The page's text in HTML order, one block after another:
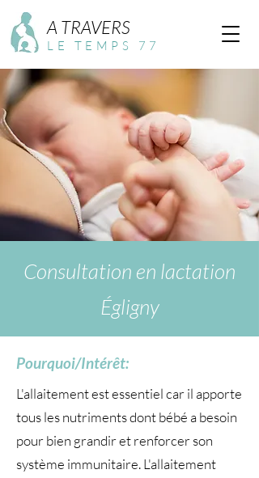
LE TEMPS 77
A TRAVERS
Consultation en lactation
Égligny
Pourquoi/Intérêt:
L'allaitement est essentiel car il apporte
tous les nutriments dont bébé a besoin
pour bien grandir et renforcer son
système immunitaire. L'allaitement